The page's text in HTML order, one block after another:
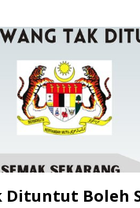
Dituntut Boleh